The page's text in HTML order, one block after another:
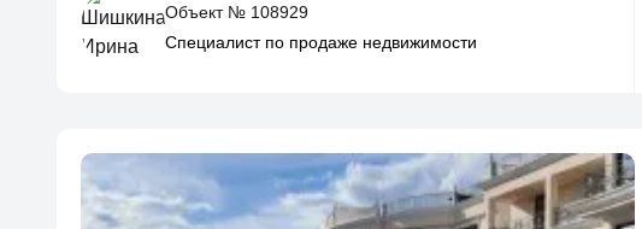
Объект № 108929
Специалист по продаже недвижимости